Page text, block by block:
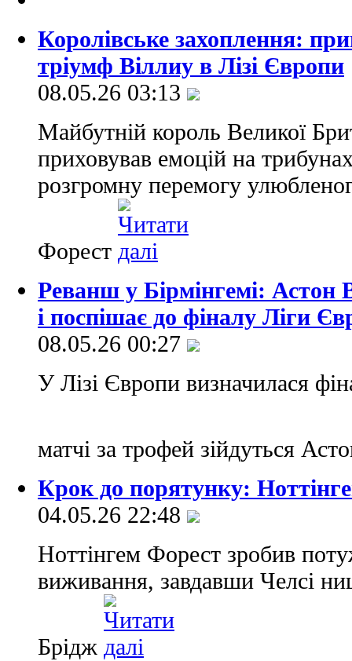
Королівське захоплення:
тріумф Віллиу в Лізі Європи
08.05.26 03:13
Майбутній король Великої
приховував емоцій на
розгромну перемогу
Форест
Реванш у Бірмінгемі: Астон
і поспішає до фіналу Ліги
08.05.26 00:27
У Лізі Європи визначилася
матчі за трофей зійдуться
Крок до порятунку:
04.05.26 22:48
Ноттінгем Форест зробив
виживання, завдавши Челсі
Брідж